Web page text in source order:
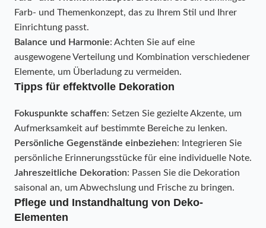
Farb- und Themenkonzept, das zu Ihrem Stil und Ihrer
Einrichtung passt.
Balance und Harmonie: Achten Sie auf eine
ausgewogene Verteilung und Kombination verschiedener
Elemente, um Überladung zu vermeiden.
Tipps für effektvolle Dekoration
Fokuspunkte schaffen: Setzen Sie gezielte Akzente, um
Aufmerksamkeit auf bestimmte Bereiche zu lenken.
Persönliche Gegenstände einbeziehen: Integrieren Sie
persönliche Erinnerungsstücke für eine individuelle Note.
Jahreszeitliche Dekoration: Passen Sie die Dekoration
saisonal an, um Abwechslung und Frische zu bringen.
Pflege und Instandhaltung von Deko-
Elementen